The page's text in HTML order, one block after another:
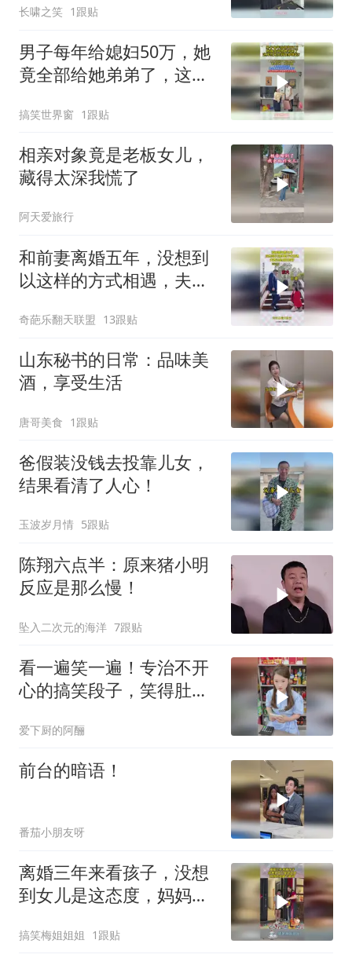
长啸之笑 1跟贴
男子每年给媳妇50万，她
竟全部给她弟弟了，这样
搞笑世界窗 1跟贴
相亲对象竟是老板女儿，
藏得太深我慌了
阿天爱旅行
和前妻离婚五年，没想到
以这样的方式相遇，夫妻
奇葩乐翻天联盟 13跟贴
山东秘书的日常：品味美
酒，享受生活
唐哥美食 1跟贴
爸假装没钱去投靠儿女，
结果看清了人心！
玉波岁月情 5跟贴
陈翔六点半：原来猪小明
反应是那么慢！
坠入二次元的海洋 7跟贴
看一遍笑一遍！专治不开
心的搞笑段子，笑得肚子
爱下厨的阿酾
前台的暗语！
番茄小朋友呀
离婚三年来看孩子，没想
到女儿是这态度，妈妈伤
搞笑梅姐姐姐 1跟贴